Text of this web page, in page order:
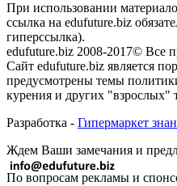
При использовании
ссылка на edufuture.biz
гиперссылка).
edufuture.biz 2008-2017© Все
Сайт edufuture.biz является
предусмотрены темы
курения и других "взрослых"
Разработка - Гипермаркет
Ждем Ваши замечания и
По вопросам рекламы и